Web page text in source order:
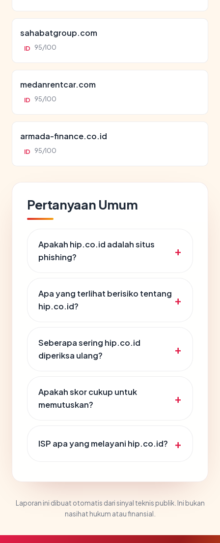
sahabatgroup.com
ID 95/100
medanrentcar.com
ID 95/100
armada-finance.co.id
ID 95/100
Pertanyaan Umum
Apakah hip.co.id adalah situs
phishing?
Apa yang terlihat berisiko tentang
hip.co.id?
Seberapa sering hip.co.id
diperiksa ulang?
Apakah skor cukup untuk
memutuskan?
ISP apa yang melayani hip.co.id?
Laporan ini dibuat otomatis dari sinyal teknis publik. Ini bukan
nasihat hukum atau finansial.